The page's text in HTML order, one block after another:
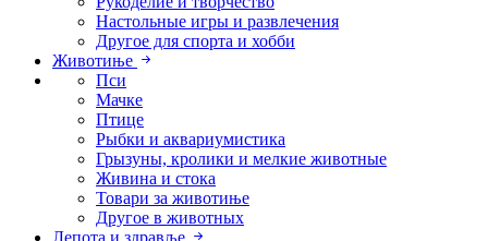
Настольные игры и развлечения
Другое для спорта и хобби
Животиње
Пси
Мачке
Птице
Рыбки и аквариумистика
Грызуны, кролики и мелкие животные
Живина и стока
Товари за животиње
Другое в животных
Лепота и здравље